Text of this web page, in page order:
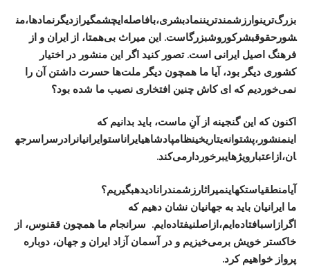
بزرگ‌ترینوارزشمندتریننمادبشری،بافاصله‌ایچشمگیر از دیگر نمادها،من
شور حقوقبشرکوروشبزرگاست. این میراث بی‌همتا، از ایران و از
فرهنگ اصیل ایرانی است. تصور کنید اگر این منشور در اختیار
کشوری دیگر بود، آیا ما همچون دیگر ملت‌ها حسرت داشتن آن را
نمی‌خوردیم که ای کاش چنین افتخاری نصیب ما شده بود؟
اکنون که این گنجینه از آنِ ماست، باید بدانیم که
اینمنشور،پشتوانه‌یتاریخینظامپادشاهیایراناستوایرانیانرادر سراسر جه
ان،از اعتبار ویژهایبرخوردار می‌کند.
آیامنطقیاستکهاینمیراثارزشمندرانادیدهبگیریم؟
ما ایرانیان باید به جهانیان نشان دهیم که
اگر از اسبافتاده‌ایم،از اصلنیفتاده‌ایم. سرانجام ما همچون ققنوس، از
خاکستر خویش برمی‌خیزیم و در آسمان آزاد ایران و جهان، دوباره
پرواز خواهیم کرد.